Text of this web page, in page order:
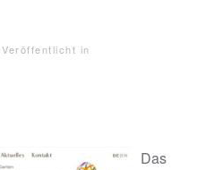
. Veröffentlicht in
Das